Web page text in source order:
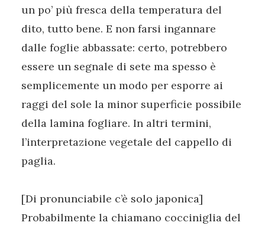
un po’ più fresca della temperatura del
dito, tutto bene. E non farsi ingannare
dalle foglie abbassate: certo, potrebbero
essere un segnale di sete ma spesso è
semplicemente un modo per esporre ai
raggi del sole la minor superficie possibile
della lamina fogliare. In altri termini,
l’interpretazione vegetale del cappello di
paglia.
[Di pronunciabile c’è solo japonica]
Probabilmente la chiamano cocciniglia del